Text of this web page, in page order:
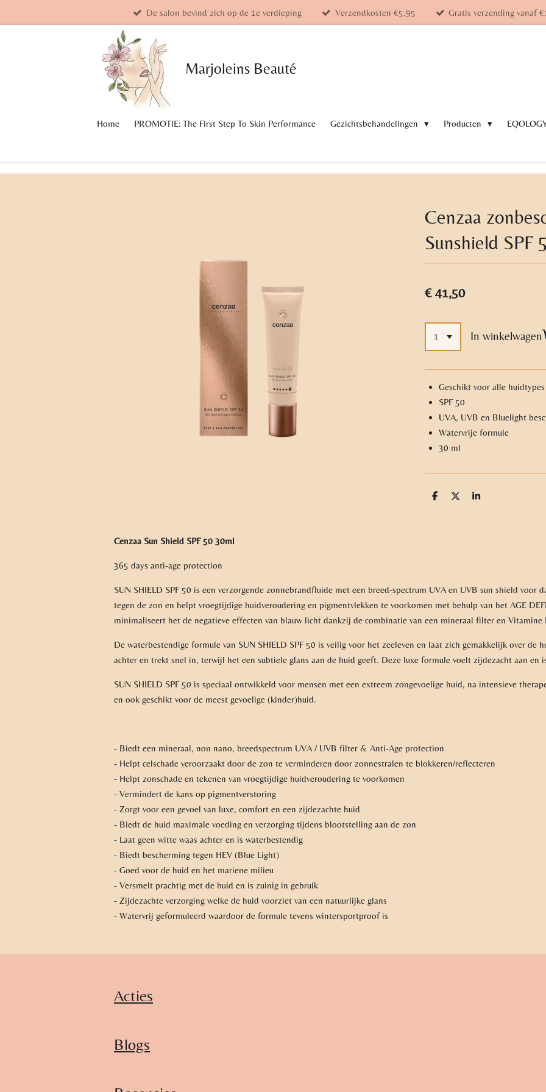
direct
De salon bevind zich op de 1e verdieping Verzendkosten €5,95 Gratis verzending vanaf
Marjoleins Beauté
Home PROMOTIE: The First Step To Skin Performance Gezichtsbehandelingen Producten
Cenzaa
Sunshield SPF
€ 41,50
In winkelwagen
Geschikt voor alle huidtypes
SPF 50
UVA, UVB en Bluelight
Watervrije formule
30 ml
D
D
S
Cenzaa Sun Shield SPF 50 30ml
365 days anti-age protection
SUN SHIELD SPF 50 is een verzorgende zonnebrandfluide met een breed-spectrum UVA en UVB sun shield voor
tegen de zon en helpt vroegtijdige huidveroudering en pigmentvlekken te voorkomen met behulp van het AGE
minimaliseert het de negatieve effecten van blauw licht dankzij de combinatie van een mineraal filter en Vitamine
De waterbestendige formule van SUN SHIELD SPF 50 is veilig voor het zeeleven en laat zich gemakkelijk over de
achter en trekt snel in, terwijl het een subtiele glans aan de huid geeft. Deze luxe formule voelt zijdezacht aan en
SUN SHIELD SPF 50 is speciaal ontwikkeld voor mensen met een extreem zongevoelige huid, na intensieve
en ook geschikt voor de meest gevoelige (kinder)huid.
- Biedt een mineraal, non nano, breedspectrum UVA / UVB filter & Anti-Age protection
- Helpt celschade veroorzaakt door de zon te verminderen door zonnestralen te blokkeren/reflecteren
- Helpt zonschade en tekenen van vroegtijdige huidveroudering te voorkomen
- Vermindert de kans op pigmentverstoring
- Zorgt voor een gevoel van luxe, comfort en een zijdezachte huid
- Biedt de huid maximale voeding en verzorging tijdens blootstelling aan de zon
- Laat geen witte waas achter en is waterbestendig
- Biedt bescherming tegen HEV (Blue Light)
- Goed voor de huid en het mariene milieu
- Versmelt prachtig met de huid en is zuinig in gebruik
- Zijdezachte verzorging welke de huid voorziet van een natuurlijke glans
- Watervrij geformuleerd waardoor de formule tevens wintersportproof is
Acties
Blogs